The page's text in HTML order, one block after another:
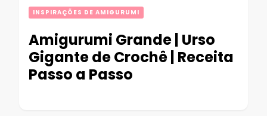
INSPIRAÇÕES DE AMIGURUMI
Amigurumi Grande | Urso
Gigante de Crochê | Receita
Passo a Passo